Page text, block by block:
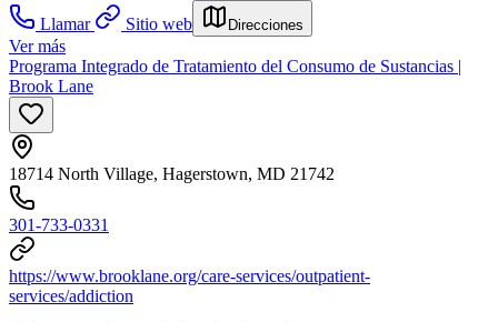
Llamar
Sitio web Direcciones
Ver más
Programa Integrado de Tratamiento del Consumo de Sustancias |
Brook Lane
18714 North Village, Hagerstown, MD 21742
301-733-0331
https://www.brooklane.org/care-services/outpatient-
services/addiction